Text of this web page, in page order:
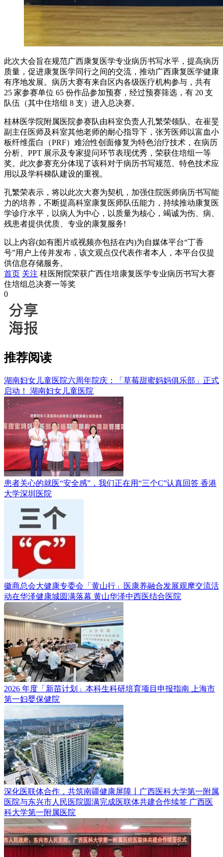
此次大会旨在规范广西康复医学专业病历书写水平，提高病历
质量，促进康复医学同行之间的交流，推动广西康复医学健康
有序地发展。病历大赛有来自区内各级医疗机构参与，共有
25 家参赛单位 65 份作品参加预赛，经过预赛筛选，有 20 支
队伍（其中住培组 8 支）进入总决赛。
桂林医学院附属医院参赛队由科室负责人孔繁荣领队。在崔旻
副主任医师及科室其他老师的耐心指导下，张芳医师以富血小
板纤维蛋白（PRF）难治性创面修复为特色治疗技术，在病历
分析、PPT 展示及专家提问环节表现优秀，荣获住培组一等
奖。此次参赛充分体现了该科对于病历书写规范、特色技术应
用以及学科梯队建设的重视。
孔繁荣表示，将以此次大赛为契机，加强住院医师病历书写能
力的培养，不断提高科室康复医师队伍能力，持续推动康复医
学诊疗水平，以病人为中心，以质量为核心，竭诚为伤、病、
残患者提供优质、专业的康复服务!
以上内容(如有图片或视频亦包括在内)为自媒体平台“丁香
号”用户上传并发布，该文观点仅代表作者本人，本平台仅提
供信息存储服务。
首页 关注 桂医附院荣获广西住培康复医学专业病历书写大赛
住培组总决赛一等奖
0
推荐阅读
湖南妇女儿童医院六周年院庆：「草莓甜蜜妈妈俱乐部」正式
启动！ 湖南妇女儿童医院
患者关心的就医“安全感”，我们正在用“三个C”认真回答 香港
大学深圳医院
徽商总会大健康专委会「黄山行」医康养融合发展观摩交流活
动在华泽健康城圆满落幕 黄山华泽中西医结合医院
2026 年度「新苗计划」本科生科研培育项目申报指南
上海市
第一妇婴保健院
深化医联体合作，共筑南疆健康屏障丨广西医科大学第一附属
医院与东兴市人民医院圆满完成医联体共建合作续签 广西医
科大学第一附属医院